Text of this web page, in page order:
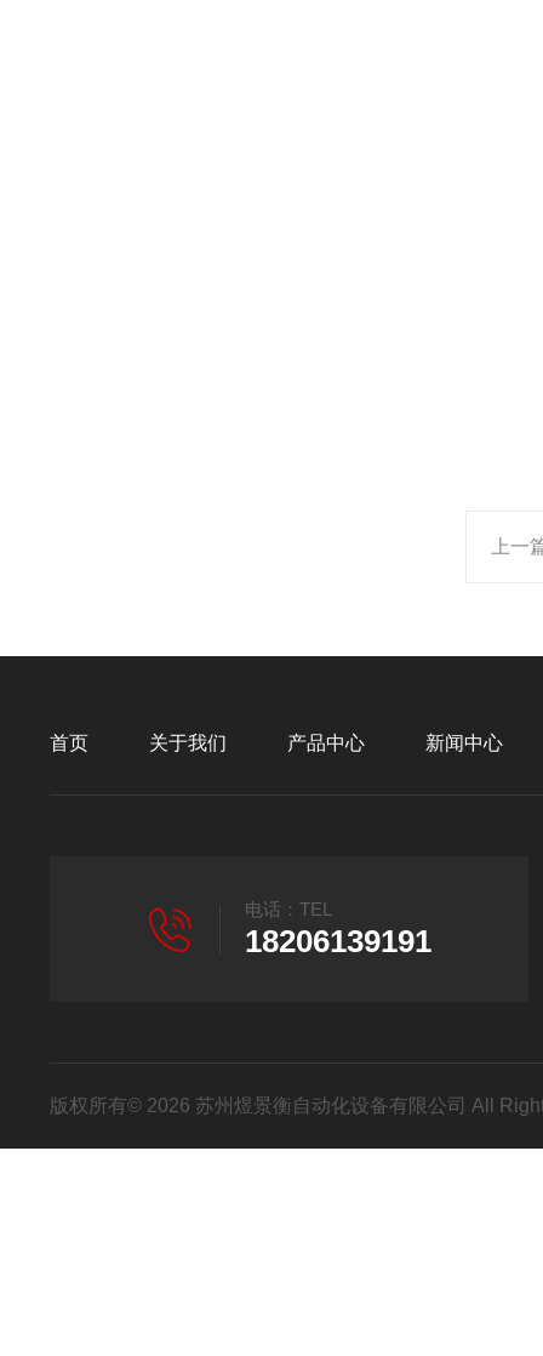
上一
首页 关于我们 产品中心 新闻中心
电话：TEL
18206139191
版权所有© 2026 苏州煜景衡自动化设备有限公司 All